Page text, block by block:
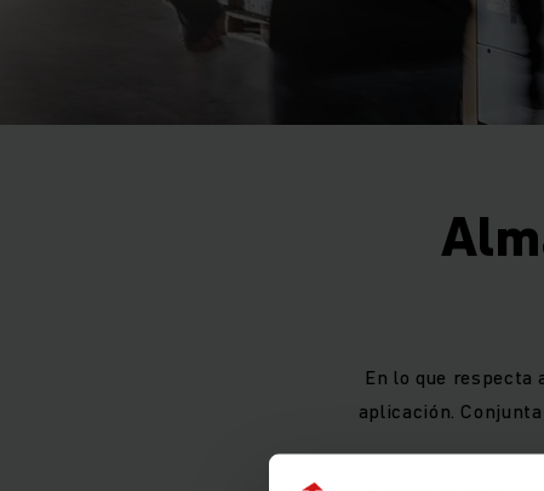
En lo que
aplicación.